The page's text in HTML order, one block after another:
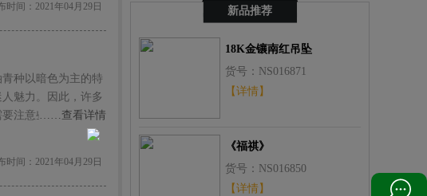
时间：2021年04月29日
种以暗色为主的特
魅力。因此，许多
注意些什么呢？
……查看详情
时间：2021年04月29日
新品推荐
18K金镶南红吊坠
货号：NS016871
【详情】
《福祺》
货号：NS016850
【详情】